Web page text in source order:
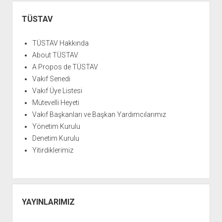
aç
YURTDIŞI KİTAPLIĞI
GDF KİTAPLIĞI
Menü
TÜSTAV
TÜSTAV Hakkında
About TÜSTAV
A Propos de TÜSTAV
Vakıf Senedi
Vakıf Üye Listesi
Mütevelli Heyeti
Vakıf Başkanları ve Başkan Yardımcılarımız
Yönetim Kurulu
Denetim Kurulu
Yitirdiklerimiz
YAYINLARIMIZ